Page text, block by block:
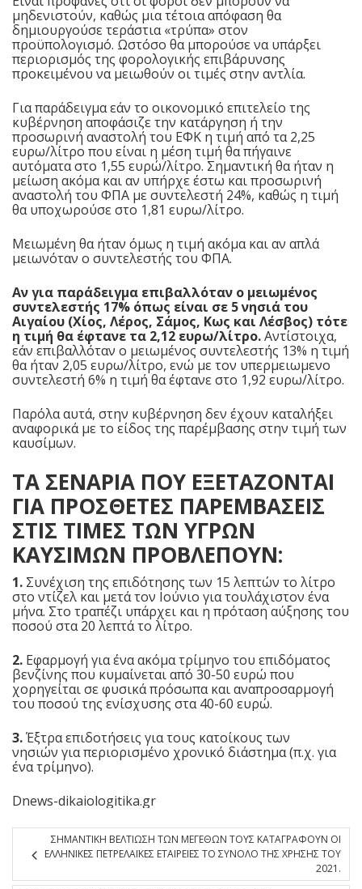
μηδενιστούν, καθώς μια τέτοια απόφαση θα
δημιουργούσε τεράστια «τρύπα» στον
προϋπολογισμό. Ωστόσο θα μπορούσε να υπάρξει
περιορισμός της φορολογικής επιβάρυνσης
προκειμένου να μειωθούν οι τιμές στην αντλία.
Για παράδειγμα εάν το οικονομικό επιτελείο της
κυβέρνηση αποφάσιζε την κατάργηση ή την
προσωρινή αναστολή του ΕΦΚ η τιμή από τα 2,25
ευρω/λίτρο που είναι η μέση τιμή θα πήγαινε
αυτόματα στο 1,55 ευρώ/λίτρο. Σημαντική θα ήταν η
μείωση ακόμα και αν υπήρχε έστω και προσωρινή
αναστολή του ΦΠΑ με συντελεστή 24%, καθώς η τιμή
θα υποχωρούσε στο 1,81 ευρω/λίτρο.
Μειωμένη θα ήταν όμως η τιμή ακόμα και αν απλά
μειωνόταν ο συντελεστής του ΦΠΑ.
Αν για παράδειγμα επιβαλλόταν ο μειωμένος
συντελεστής 17% όπως είναι σε 5 νησιά του
Αιγαίου (Χίος, Λέρος, Σάμος, Κως και Λέσβος) τότε
η τιμή θα έφτανε τα 2,12 ευρω/λίτρο.Αντίστοιχα,
εάν επιβαλλόταν ο μειωμένος συντελεστής 13% η τιμή
θα ήταν 2,05 ευρω/λίτρο, ενώ με τον υπερμειωμενο
συντελεστή 6% η τιμή θα έφτανε στο 1,92 ευρω/λίτρο.
Παρόλα αυτά, στην κυβέρνηση δεν έχουν καταλήξει
αναφορικά με το είδος της παρέμβασης στην τιμή των
καυσίμων.
ΤΑ ΣΕΝΑΡΙΑ ΠΟΥ ΕΞΕΤΑΖΟΝΤΑΙ
ΓΙΑ ΠΡΟΣΘΕΤΕΣ ΠΑΡΕΜΒΑΣΕΙΣ
ΣΤΙΣ ΤΙΜΕΣ ΤΩΝ ΥΓΡΩΝ
ΚΑΥΣΙΜΩΝ ΠΡΟΒΛΕΠΟΥΝ:
1. Συνέχιση της επιδότησης των 15 λεπτών το λίτρο
στο ντίζελ και μετά τον Ιούνιο για τουλάχιστον ένα
μήνα. Στο τραπέζι υπάρχει και η πρόταση αύξησης του
ποσού στα 20 λεπτά το λίτρο.
2. Εφαρμογή για ένα ακόμα τρίμηνο του επιδόματος
βενζίνης που κυμαίνεται από 30-50 ευρώ που
χορηγείται σε φυσικά πρόσωπα και αναπροσαρμογή
του ποσού της ενίσχυσης στα 40-60 ευρώ.
3.Έξτρα επιδοτήσεις για τους κατοίκους των
νησιών για περιορισμένο χρονικό διάστημα (π.χ. για
ένα τρίμηνο).
Dnews-dikaiologitika.gr
ΣΗΜΑΝΤΙΚΗ ΒΕΛΤΙΩΣΗ ΤΩΝ ΜΕΓΕΘΩΝ ΤΟΥΣ ΚΑΤΑΓΡΑΦΟΥΝ ΟΙ
ΕΛΛΗΝΙΚΕΣ ΠΕΤΡΕΛΑΪΚΕΣ ΕΤΑΙΡΕΙΕΣ ΤΟ ΣΥΝΟΛΟ ΤΗΣ ΧΡΗΣΗΣ ΤΟΥ
2021.